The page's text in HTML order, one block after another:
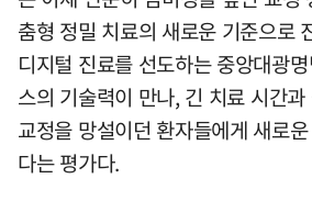
춤형 정밀 치료의 새로운 기준으로
디지털 진료를 선도하는 중앙대광
스의 기술력이 만나, 긴 치료 시간
교정을 망설이던 환자들에게 새로
다는 평가다.